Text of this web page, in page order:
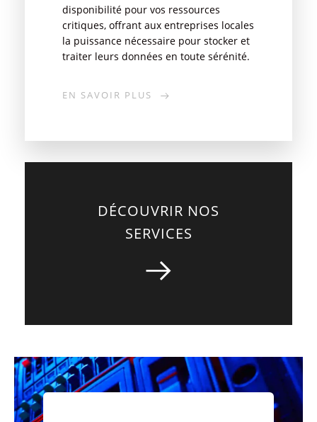
disponibilité pour vos ressources
critiques, offrant aux entreprises locales
la puissance nécessaire pour stocker et
traiter leurs données en toute sérénité.
EN SAVOIR PLUS
DÉCOUVRIR NOS
SERVICES